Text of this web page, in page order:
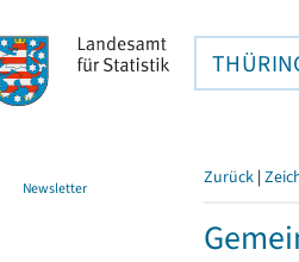
Newsletter Zurück |